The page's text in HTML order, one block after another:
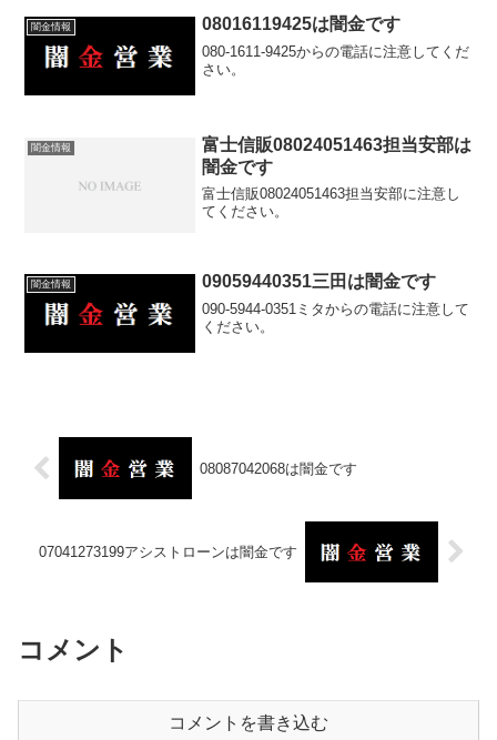
闇金情報 08016119425は闇金です
080-1611-9425からの電話に注意してくだ
さい。
闇金情報
富士信販08024051463担当安部は
闇金です
富士信販08024051463担当安部に注意し
てください。
闇金情報 09059440351三田は闇金です
090-5944-0351ミタからの電話に注意して
ください。
08087042068は闇金です
07041273199アシストローンは闇金です
コメント
コメントを書き込む